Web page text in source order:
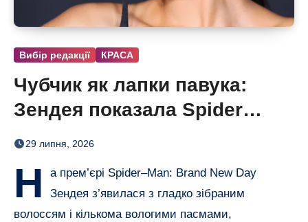
Вибір редакції КРАСА
Чубчик як лапки павука:
Зендея показала Spider
Bangs
29 липня, 2026
Н
а прем’єрі Spider–Man: Brand New Day
Зендея з’явилася з гладко зібраним
волоссям і кількома вологими пасмами,